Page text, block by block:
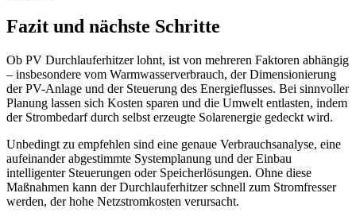
Fazit und nächste Schritte
Ob PV Durchlauferhitzer lohnt, ist von mehreren Faktoren abhängig
– insbesondere vom Warmwasserverbrauch, der Dimensionierung
der PV-Anlage und der Steuerung des Energieflusses. Bei sinnvoller
Planung lassen sich Kosten sparen und die Umwelt entlasten, indem
der Strombedarf durch selbst erzeugte Solarenergie gedeckt wird.
Unbedingt zu empfehlen sind eine genaue Verbrauchsanalyse, eine
aufeinander abgestimmte Systemplanung und der Einbau
intelligenter Steuerungen oder Speicherlösungen. Ohne diese
Maßnahmen kann der Durchlauferhitzer schnell zum Stromfresser
werden, der hohe Netzstromkosten verursacht.